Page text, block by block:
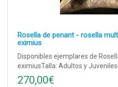
Rosella de penant - rosella
eximius
Disponibles ejemplares de
eximiusTalla: Adultos y
270,00€